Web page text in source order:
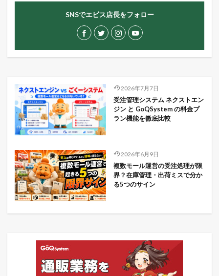
SNSでエビス店長をフォロー
2026年7月7日
受注管理システム ネクストエン
ジン と GoQSystem の料金プ
ラン機能を徹底比較
2026年6月9日
複数モール運営の受注処理が限
界？在庫管理・出荷ミスで分か
る5つのサイン